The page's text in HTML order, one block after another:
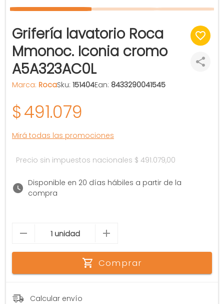
Grifería lavatorio Roca
Mmonoc. Iconia cromo
A5A323AC0L
Marca: RocaSku: 151404Ean: 8433290041545
$491.079
Mirá todas las promociones
Precio sin impuestos nacionales $ 491.079,00
Disponible en 20 días hábiles a partir de la
compra
Comprar
Calcular envío